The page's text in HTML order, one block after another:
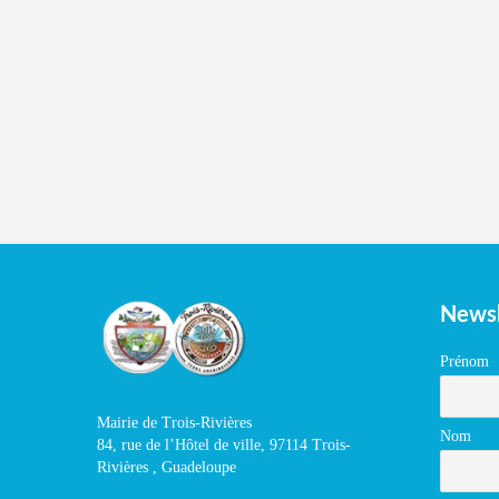
Mairie de Trois-Rivières
84, rue de l’Hôtel de ville, 97114 Trois-
Rivières , Guadeloupe
Prénom
Nom